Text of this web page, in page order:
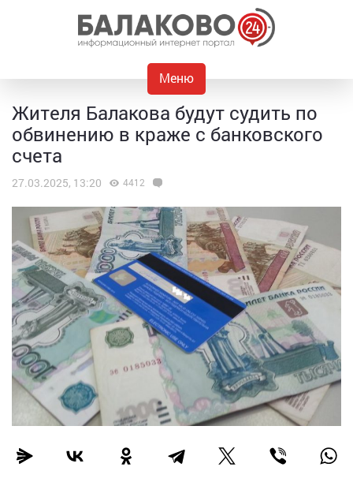
Меню
Жителя Балакова будут судить по
обвинению в краже с банковского
счета
27.03.2025, 13:20 4412